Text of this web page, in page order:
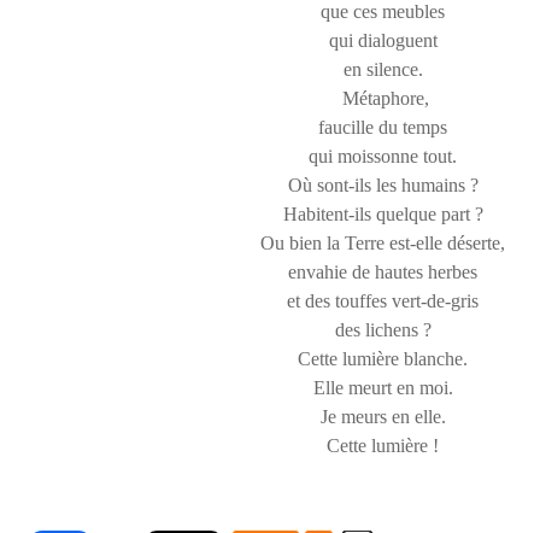
que ces meubles
qui dialoguent
en silence.
Métaphore,
faucille du temps
qui moissonne tout.
Où sont-ils les humains ?
Habitent-ils quelque part ?
Ou bien la Terre est-elle déserte,
envahie de hautes herbes
et des touffes vert-de-gris
des lichens ?
Cette lumière blanche.
Elle meurt en moi.
Je meurs en elle.
Cette lumière !